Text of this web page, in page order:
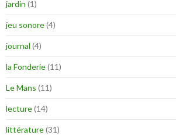
jardin (1)
jeu sonore(4)
journal (4)
la Fonderie(11)
Le Mans (11)
lecture(14)
littérature(31)